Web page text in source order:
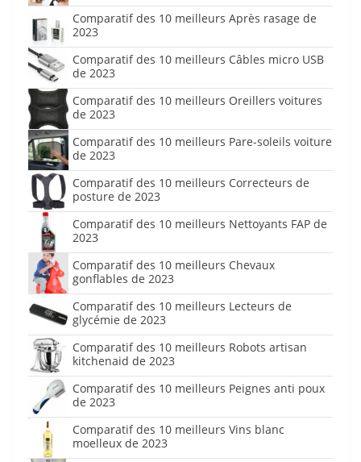
Comparatif des 10 meilleurs Après rasage de
2023
Comparatif des 10 meilleurs Câbles micro USB
de 2023
Comparatif des 10 meilleurs Oreillers voitures
de 2023
Comparatif des 10 meilleurs Pare-soleils voiture
de 2023
Comparatif des 10 meilleurs Correcteurs de
posture de 2023
Comparatif des 10 meilleurs Nettoyants FAP de
2023
Comparatif des 10 meilleurs Chevaux
gonflables de 2023
Comparatif des 10 meilleurs Lecteurs de
glycémie de 2023
Comparatif des 10 meilleurs Robots artisan
kitchenaid de 2023
Comparatif des 10 meilleurs Peignes anti poux
de 2023
Comparatif des 10 meilleurs Vins blanc
moelleux de 2023